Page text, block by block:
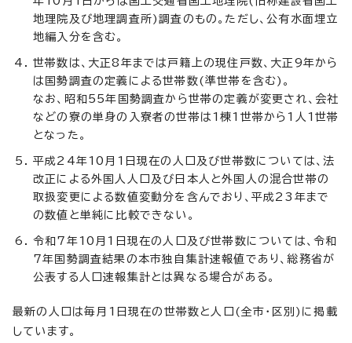
地理院及び地理調査所)調査のもの。ただし、公有水面埋立
地編入分を含む。
世帯数は、大正8年までは戸籍上の現住戸数、大正9年から
は国勢調査の定義による世帯数(準世帯を含む)。
なお、昭和55年国勢調査から世帯の定義が変更され、会社
などの寮の単身の入寮者の世帯は1棟1世帯から1人1世帯
となった。
平成24年10月1日現在の人口及び世帯数については、法
改正による外国人人口及び日本人と外国人の混合世帯の
取扱変更による数値変動分を含んでおり、平成23年まで
の数値と単純に比較できない。
令和7年10月1日現在の人口及び世帯数については、令和
7年国勢調査結果の本市独自集計速報値であり、総務省が
公表する人口速報集計とは異なる場合がある。
最新の人口は毎月1日現在の世帯数と人口(全市・区別)に掲載
しています。